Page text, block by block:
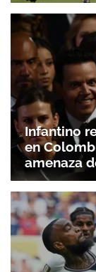
Infantino
en
amenaza